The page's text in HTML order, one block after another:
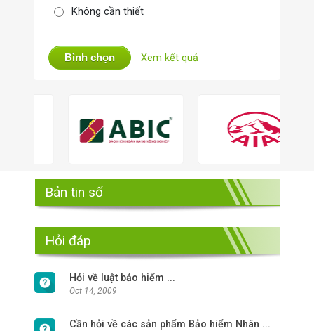
Không cần thiết
Bình chọn Xem kết quả
Bản tin số
Hỏi đáp
Hỏi về luật bảo hiểm ...
Oct 14, 2009
Cần hỏi về các sản phẩm Bảo hiểm Nhân ...